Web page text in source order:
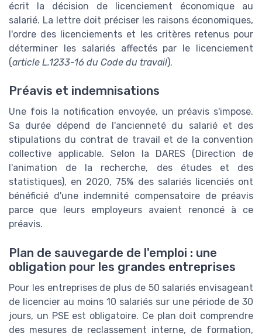
écrit la décision de licenciement économique au
salarié. La lettre doit préciser les raisons économiques,
l'ordre des licenciements et les critères retenus pour
déterminer les salariés affectés par le licenciement
(article L.1233-16 du Code du travail).
Préavis et indemnisations
Une fois la notification envoyée, un préavis s'impose.
Sa durée dépend de l'ancienneté du salarié et des
stipulations du contrat de travail et de la convention
collective applicable. Selon la DARES (Direction de
l'animation de la recherche, des études et des
statistiques), en 2020, 75% des salariés licenciés ont
bénéficié d'une indemnité compensatoire de préavis
parce que leurs employeurs avaient renoncé à ce
préavis.
Plan de sauvegarde de l'emploi : une
obligation pour les grandes entreprises
Pour les entreprises de plus de 50 salariés envisageant
de licencier au moins 10 salariés sur une période de 30
jours, un PSE est obligatoire. Ce plan doit comprendre
des mesures de reclassement interne, de formation,